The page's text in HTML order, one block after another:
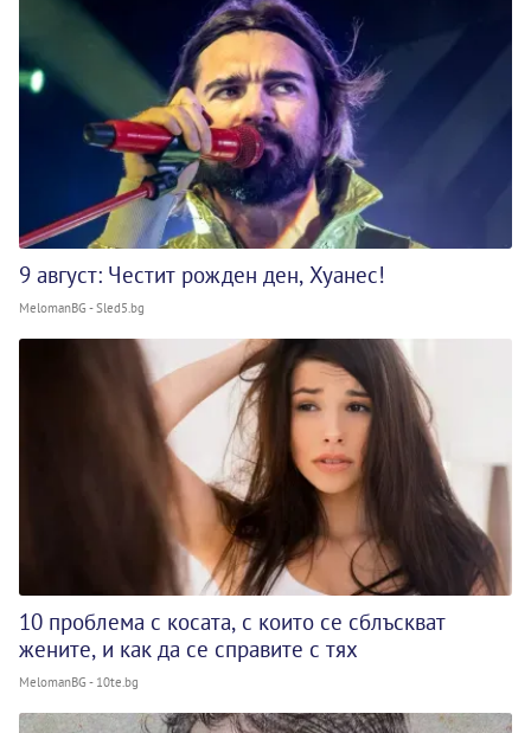
9 август: Честит рожден ден, Хуанес!
MelomanBG - Sled5.bg
10 проблема с косата, с които се сблъскват
жените, и как да се справите с тях
MelomanBG - 10te.bg